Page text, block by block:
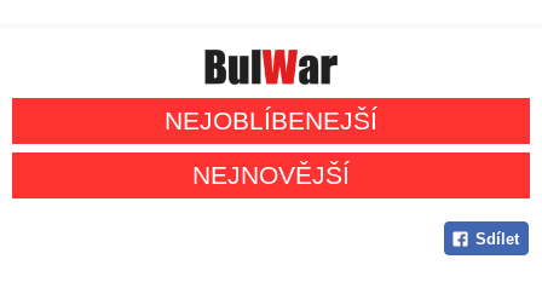
NEJOBLÍBENEJŠÍ
NEJNOVĚJŠÍ
Sdílet